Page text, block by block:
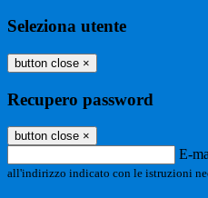
Seleziona utente
button close ×
Recupero password
button close ×
E-
all'indirizzo indicato con le istruzioni